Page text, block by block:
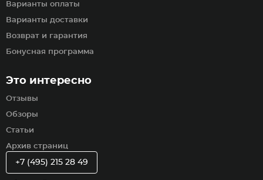
Варианты оплаты
Варианты доставки
Возврат и гарантия
Бонусная программа
Это интересно
Отзывы
Обзоры
Статьи
Архив страниц
+7 (495) 215 28 49